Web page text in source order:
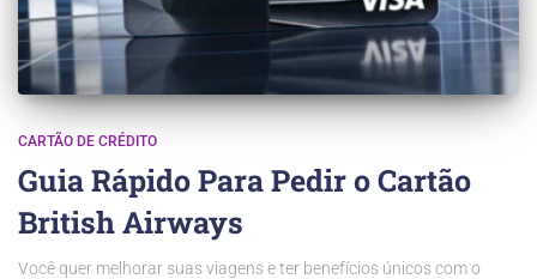
CARTÃO DE CRÉDITO
Guia Rápido Para Pedir o Cartão
British Airways
Você quer melhorar suas viagens e ter benefícios únicos com o